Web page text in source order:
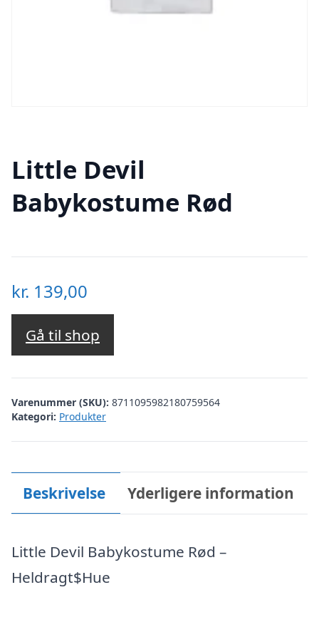
Little Devil
Babykostume Rød
kr. 139,00
Gå til shop
Varenummer (SKU): 8711095982180759564
Kategori: Produkter
Beskrivelse Yderligere information
Little Devil Babykostume Rød –
Heldragt$Hue